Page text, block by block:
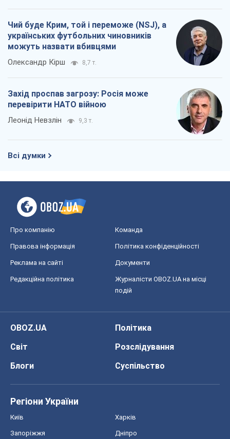
Чий буде Крим, той і переможе (NSJ), а
українських футбольних чиновників
можуть назвати вбивцями
Олександр Кірш 8,7 т.
Захід проспав загрозу: Росія може
перевірити НАТО війною
Леонід Невзлін 9,3 т.
Всі думки
Про компанію Команда
Правова інформація Політика конфіденційності
Реклама на сайті Документи
Редакційна політика
Журналісти OBOZ.UA на місці
подій
OBOZ.UA
Політика
Світ
Розслідування
Блоги
Суспільство
Регіони України
Київ Харків
Запоріжжя Дніпро